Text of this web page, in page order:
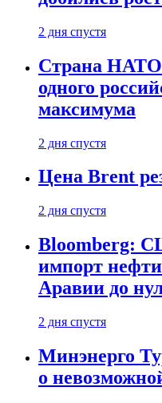
2 дня спустя
Страна НАТО
одного
максимума
2 дня спустя
Цена Brent
2 дня спустя
Bloomberg:
импорт
Аравии до
2 дня спустя
Минэнерго
о